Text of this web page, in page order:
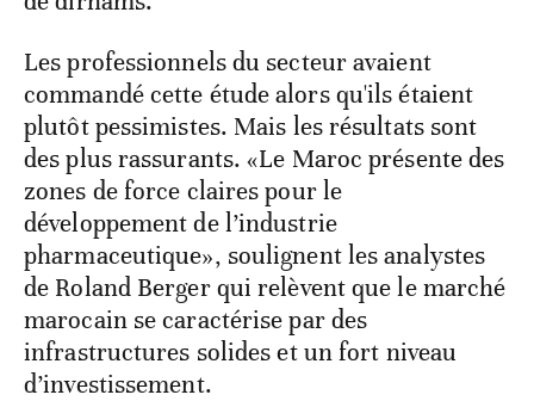
Les professionnels du secteur avaient
commandé cette étude alors qu'ils étaient
plutôt pessimistes. Mais les résultats sont
des plus rassurants. «Le Maroc présente des
zones de force claires pour le
développement de l’industrie
pharmaceutique», soulignent les analystes
de Roland Berger qui relèvent que le marché
marocain se caractérise par des
infrastructures solides et un fort niveau
d’investissement.